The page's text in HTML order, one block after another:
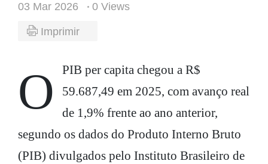
03 Mar 2026
0 Views
Imprimir
O PIB per capita chegou a R$
59.687,49 em 2025, com avanço real
de 1,9% frente ao ano anterior,
segundo os dados do Produto Interno Bruto
(PIB) divulgados pelo Instituto Brasileiro de